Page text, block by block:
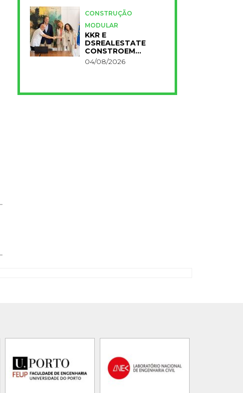
CONSTRUÇÃO
MODULAR
KKR E
DSREALESTATE
CONSTROEM
RESIDÊNCIA
UNIVERSITÁRIA
04/08/2026